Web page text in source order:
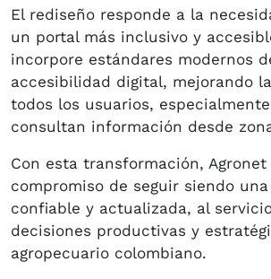
El rediseño responde a la
un portal más inclusivo y
incorpore estándares modernos
accesibilidad digital, mejorando
todos los usuarios,
consultan información desde
Con esta transformación,
compromiso de seguir siendo
confiable y actualizada, al
decisiones productivas y
agropecuario colombiano.